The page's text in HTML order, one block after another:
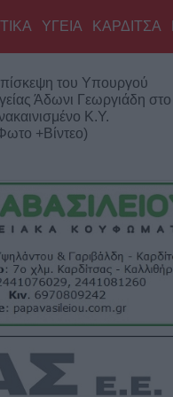
ΥΓΕΙΑ ΚΑΡΔΙΤΣΑ
προσωρινά αποτελέσματα
τις 116 προσλήψεις
των σχολικών
Δήμου Καρδίτσας